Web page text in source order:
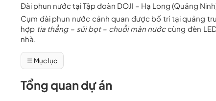
Đài phun nước tại Tập đoàn DOJI – Hạ Long (Quảng
Cụm đài phun nước cảnh quan được bố trí tại quảng
hợp tia thẳng – sủi bọt – chuỗi màn nướccùng đèn
nhà.
☰ Mục lục
Tổng quan dự án